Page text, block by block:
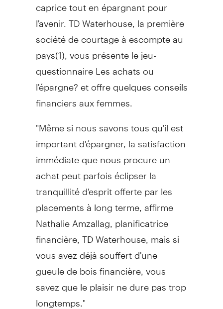
l'avenir. TD Waterhouse, la première
société de courtage à escompte au
pays(1), vous présente le jeu-
questionnaire Les achats ou
l'épargne? et offre quelques conseils
financiers aux femmes.
"Même si nous savons tous qu'il est
important d'épargner, la satisfaction
immédiate que nous procure un
achat peut parfois éclipser la
tranquillité d'esprit offerte par les
placements à long terme, affirme
Nathalie Amzallag, planificatrice
financière, TD Waterhouse, mais si
vous avez déjà souffert d'une
gueule de bois financière, vous
savez que le plaisir ne dure pas trop
longtemps."